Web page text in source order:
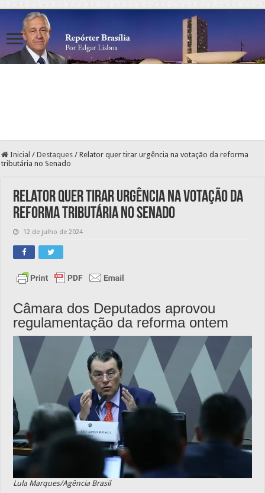
Inicial / Destaques / Relator quer tirar urgência na votação da reforma
tributária no Senado
Relator quer tirar urgência na votação da
reforma tributária no Senado
12 de julho de 2024
Câmara dos Deputados aprovou
regulamentação da reforma ontem
Lula Marques/Agência Brasil